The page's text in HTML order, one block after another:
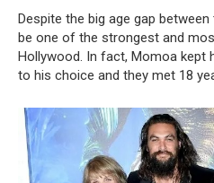
Despite the big age gap
be one of the strongest and
Hollywood. In fact, Momoa kept
to his choice and they met 18